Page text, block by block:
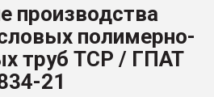
28.07.2026
ситуацией на
Всё, что касается
производства
полимерно-
труб TCP / ГПАТ
21